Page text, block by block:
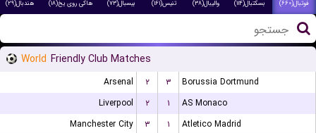
فوتبال(۶۶۰) بسکتبال(۱۱۴) والیبال(۳۸) تنیس(۱۶۱) بیسبال(۷۳) هاکی روی یخ(۱۸) هندبال(۲۹)
World Friendly Club Matches
Arsenal ۲ ۳
Borussia Dortmund
Liverpool
۲ ۱
AS Monaco
Manchester City
۳ ۱
Atletico Madrid